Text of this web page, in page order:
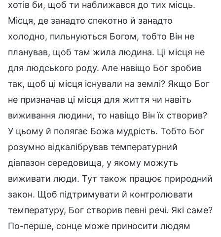
хотів би, щоб ти наближався до тих місць.
Місця, де занадто спекотно й занадто
холодно, пильнуються Богом, тобто Він не
планував, щоб там жила людина. Ці місця не
для людського роду. Але навіщо Бог зробив
так, щоб ці місця існували на землі? Якщо Бог
не призначав ці місця для життя чи навіть
виживання людини, то навіщо Він їх створив?
У цьому й полягає Божа мудрість. Тобто Бог
розумно відкалібрував температурний
діапазон середовища, у якому можуть
виживати люди. Тут також працює природний
закон. Щоб підтримувати й контролювати
температуру, Бог створив певні речі. Які саме?
По-перше, сонце може приносити людям